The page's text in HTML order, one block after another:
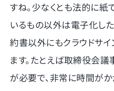
すね。少なくとも法的に
いるもの以外は電子化し
約書以外にもクラウドサ
ます。たとえば取締役会
が必要で、非常に時間がか